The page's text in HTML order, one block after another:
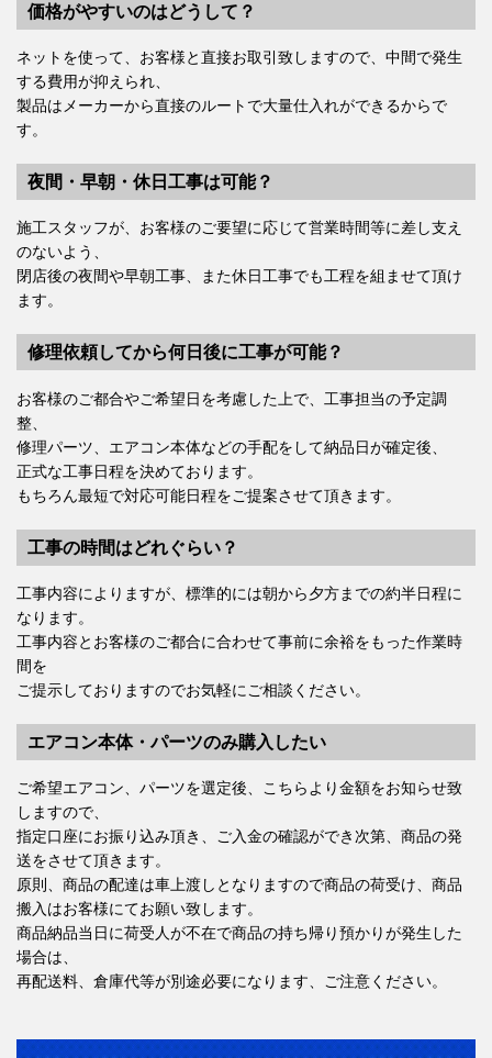
価格がやすいのはどうして？
ネットを使って、お客様と直接お取引致しますので、中間で発生
する費用が抑えられ、
製品はメーカーから直接のルートで大量仕入れができるからで
す。
夜間・早朝・休日工事は可能？
施工スタッフが、お客様のご要望に応じて営業時間等に差し支え
のないよう、
閉店後の夜間や早朝工事、また休日工事でも工程を組ませて頂け
ます。
修理依頼してから何日後に工事が可能？
お客様のご都合やご希望日を考慮した上で、工事担当の予定調
整、
修理パーツ、エアコン本体などの手配をして納品日が確定後、
正式な工事日程を決めております。
もちろん最短で対応可能日程をご提案させて頂きます。
工事の時間はどれぐらい？
工事内容によりますが、標準的には朝から夕方までの約半日程に
なります。
工事内容とお客様のご都合に合わせて事前に余裕をもった作業時
間を
ご提示しておりますのでお気軽にご相談ください。
エアコン本体・パーツのみ購入したい
ご希望エアコン、パーツを選定後、こちらより金額をお知らせ致
しますので、
指定口座にお振り込み頂き、ご入金の確認ができ次第、商品の発
送をさせて頂きます。
原則、商品の配達は車上渡しとなりますので商品の荷受け、商品
搬入はお客様にてお願い致します。
商品納品当日に荷受人が不在で商品の持ち帰り預かりが発生した
場合は、
再配送料、倉庫代等が別途必要になります、ご注意ください。